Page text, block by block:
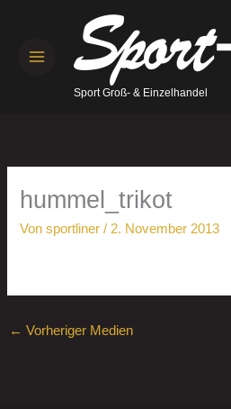
springen
Sport Groß- & Einzelhandel
hummel_trikot
Vonsportliner/ 2. November 2013
← Vorheriger Medien